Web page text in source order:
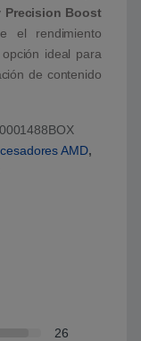
Precision Boost
el rendimiento
ideal para
de contenido
AMD,
26